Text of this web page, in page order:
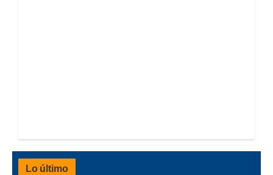
Lo último